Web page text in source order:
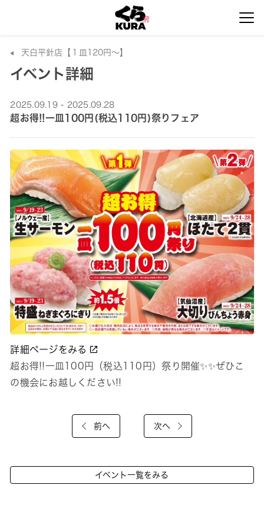
天白平針店【１皿120円～】
イベント詳細
2025.09.19 - 2025.09.28
超お得!!一皿100円(税込110円)祭りフェア
詳細ページをみる
超お得!!一皿100円（税込110円）祭り開催✨✨ぜひこ
の機会にお越しください!!
前へ 次へ
イベント一覧をみる